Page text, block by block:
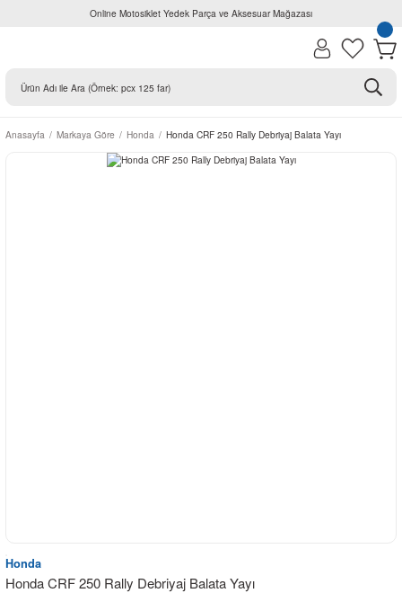
Online Motosiklet Yedek Parça ve Aksesuar Mağazası
Anasayfa Markaya Göre Honda Honda CRF 250 Rally Debriyaj Balata Yayı
Honda
Honda CRF 250 Rally Debriyaj Balata Yayı